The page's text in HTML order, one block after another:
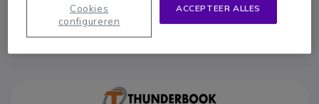
Niet op voorraad ACCEPTEER ALLES
Cookies
configureren